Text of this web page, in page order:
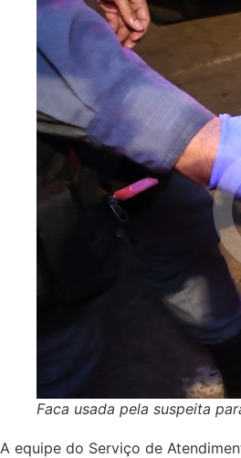
Faca usada pela suspeita
A equipe do Serviço de